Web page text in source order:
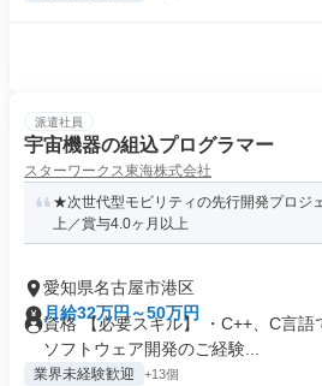
派遣社員
宇宙機器の組込プログラマー
スターワークス東海株式会社
★次世代型モビリティの先行開発プロジ
上／賞与4.0ヶ月以上
愛知県名古屋市港区
月給32万円～50万円
資格 【必要スキル】 ・C++、C言
ソフトウェア開発のご経験...
業界未経験歓迎 +13個